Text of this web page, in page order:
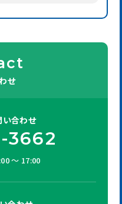
せ
い合わせ
3662
～ 17:00